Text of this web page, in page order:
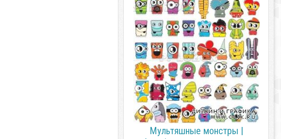
Мультяшные монстры |